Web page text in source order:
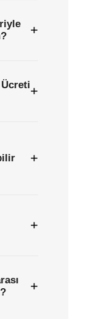
+
+
+
+
+